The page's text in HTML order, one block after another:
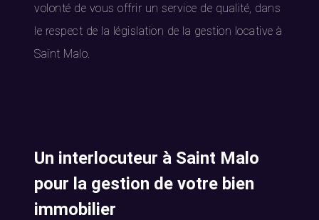
volonté de vous offrir un service de qualité, dans
le respect de la législation de la gestion locative à
Saint Malo.
Un interlocuteur à Saint Malo
pour la gestion de votre bien
immobilier